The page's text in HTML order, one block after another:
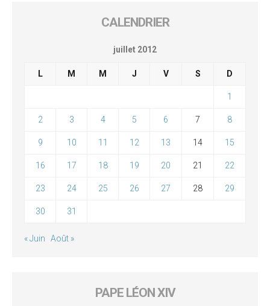
CALENDRIER
juillet 2012
L M M J V S D
1
2 3 4 5 6 7 8
9 10 11 12 13 14 15
16 17 18 19 20 21 22
23 24 25 26 27 28 29
30 31
« Juin Août »
PAPE LÉON XIV